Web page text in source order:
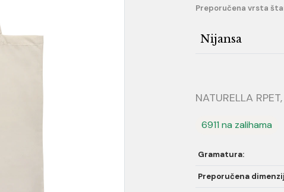
Preporučena vrsta
Nijansa
NATURELLA
6911 na zalihama
Gramatura:
Preporučena